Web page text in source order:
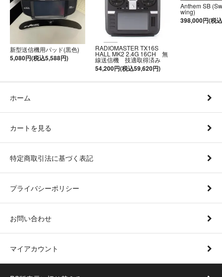
新型送信機用パッド(黒色)
5,080円(税込5,588円)
RADIOMASTER TX16S
HALL MK2 2.4G 16CH 無
線送信機 技適取得済み
54,200円(税込59,620円)
Anthem SB
wing)
398,000円(税
ホーム
カートを見る
特定商取引法に基づく表記
プライバシーポリシー
お問い合わせ
マイアカウント